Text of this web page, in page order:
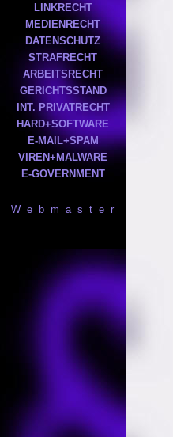
LINKRECHT
MEDIENRECHT
DATENSCHUTZ
STRAFRECHT
ARBEITSRECHT
GERICHTSSTAND
INT. PRIVATRECHT
HARD+SOFTWARE
E-MAIL+SPAM
VIREN+MALWARE
E-GOVERNMENT
W e b m a s t e r